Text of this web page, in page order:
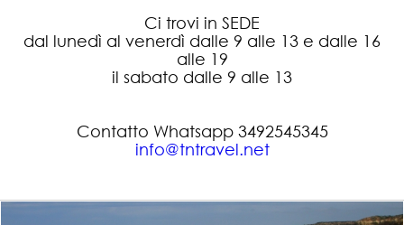
Ci trovi in SEDE
dal lunedì al venerdì dalle 9 alle 13 e dalle 16
alle 19
il sabato dalle 9 alle 13
Contatto Whatsapp 3492545345
info@tntravel.net